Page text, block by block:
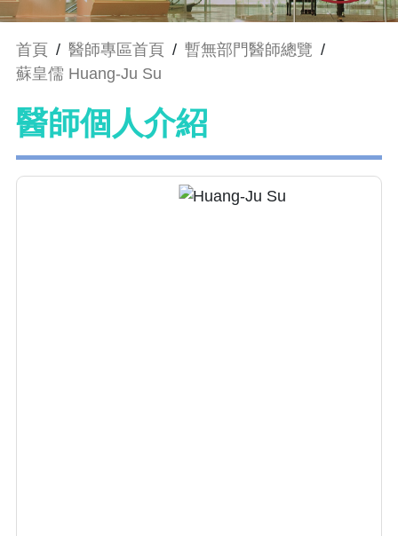
首頁 / 醫師專區首頁 / 暫無部門醫師總覽 /
蘇皇儒 Huang-Ju Su
醫師個人介紹